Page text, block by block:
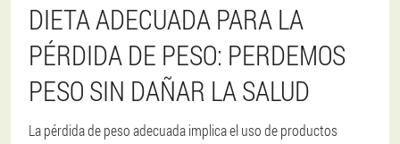
DIETA ADECUADA PARA LA
PÉRDIDA DE PESO: PERDEMOS
PESO SIN DAÑAR LA SALUD
La pérdida de peso adecuada implica el uso de productos